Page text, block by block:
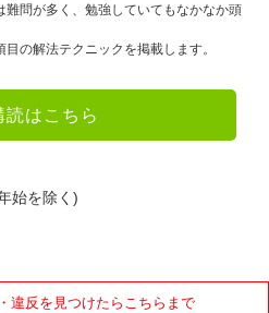
問が多く、勉強していてもなかなか頭
の解法テクニックを掲載します。
読はこちら
始を除く)
違反を見つけたらこちらまで